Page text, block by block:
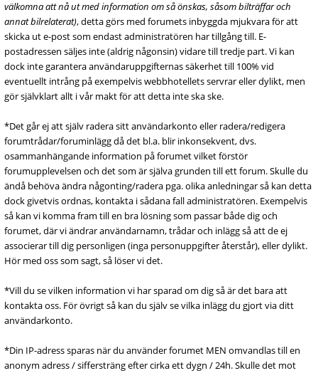
välkomna att nå ut med information om så önskas, såsom bilträffar och
annat bilrelaterat), detta görs med forumets inbyggda mjukvara för att
skicka ut e-post som endast administratören har tillgång till. E-
postadressen säljes inte (aldrig någonsin) vidare till tredje part. Vi kan
dock inte garantera användaruppgifternas säkerhet till 100% vid
eventuellt intrång på exempelvis webbhotellets servrar eller dylikt, men
gör självklart allt i vår makt för att detta inte ska ske.
*Det går ej att själv radera sitt användarkonto eller radera/redigera
forumtrådar/foruminlägg då det bl.a. blir inkonsekvent, dvs.
osammanhängande information på forumet vilket förstör
forumupplevelsen och det som är själva grunden till ett forum. Skulle du
ändå behöva ändra någonting/radera pga. olika anledningar så kan detta
dock givetvis ordnas, kontakta i sådana fall administratören. Exempelvis
så kan vi komma fram till en bra lösning som passar både dig och
forumet, där vi ändrar användarnamn, trådar och inlägg så att de ej
associerar till dig personligen (inga personuppgifter återstår), eller dylikt.
Hör med oss som sagt, så löser vi det.
*Vill du se vilken information vi har sparad om dig så är det bara att
kontakta oss. För övrigt så kan du själv se vilka inlägg du gjort via ditt
användarkonto.
*Din IP-adress sparas när du använder forumet MEN omvandlas till en
anonym adress / siffersträng efter cirka ett dygn / 24h. Skulle det mot